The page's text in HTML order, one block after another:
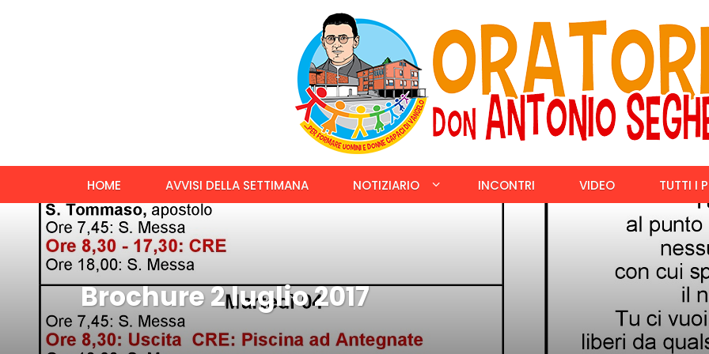
HOME AVVISI DELLA SETTIMANA NOTIZIARIO INCONTRI VIDEO TUTTI I
Brochure 2 luglio 2017